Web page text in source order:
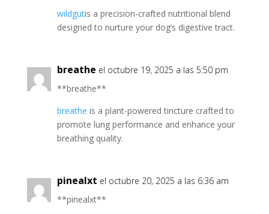
wildgutis a precision-crafted nutritional blend
designed to nurture your dog’s digestive tract.
breathe el octubre 19, 2025 a las 5:50 pm
** breathe**
breathe is a plant-powered tincture crafted to
promote lung performance and enhance your
breathing quality.
pinealxt el octubre 20, 2025 a las 6:36 am
** pinealxt**